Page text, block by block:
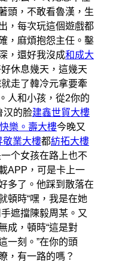
頭，不敢看魯漢，生
，每次玩這個遊戲都
，麻煩抱怨主任。鑿
，還好我沒成和成大
好休息幾天，這幾天
走了韓冷元拿要牽
人和小孩，從2你的
汉的脸建鑫世貿大樓
樂。壽大樓今晚又
敬業大樓都紡拓大樓
个女孩在路上也不
APP，可是卡上一
多了。他踩到散落在
頓時“嘿，我是在她
遮擋陳毅周某。又
成，頓時“這是對
一刻。”在你的頭
，有一路的嗎？